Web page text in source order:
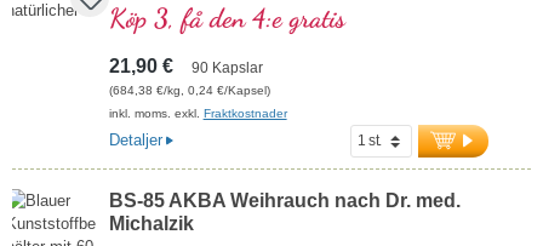
Inom ayurveda har brahmi en lång tradition.
Köp 3, få den 4:e gratis
21,90 € 90 Kapslar
(684,38 €/kg, 0,24 €/Kapsel)
inkl. moms. exkl. Fraktkostnader
Detaljer
BS-85 AKBA Weihrauch nach Dr. med.
Michalzik